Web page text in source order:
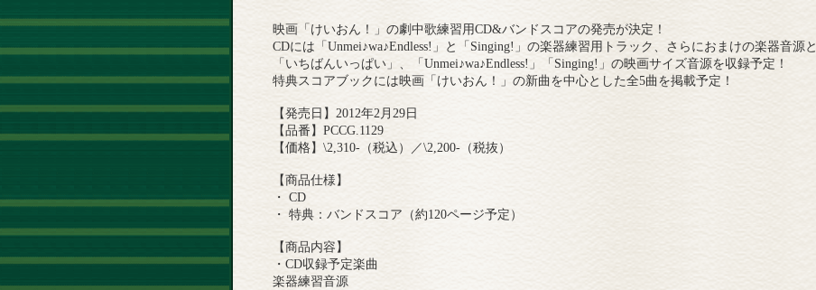
映画「けいおん！」の劇中歌練習用CD&バンドスコアの発売が決定！
CDには「Unmei♪wa♪Endless!」と「Singing!」の楽器練習用トラック、さらにおまけの楽器音源と
「いちばんいっぱい」、「Unmei♪wa♪Endless!」「Singing!」の映画サイズ音源を収録予定！
特典スコアブックには映画「けいおん！」の新曲を中心とした全5曲を掲載予定！
【発売日】2012年2月29日
【品番】PCCG.1129
【価格】\2,310-（税込）／\2,200-（税抜）
【商品仕様】
・ CD
・ 特典：バンドスコア（約120ページ予定）
【商品内容】
・CD収録予定楽曲
楽器練習音源